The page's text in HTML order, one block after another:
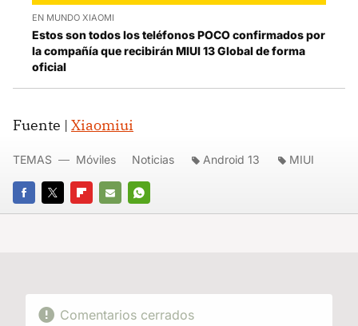
EN MUNDO XIAOMI
Estos son todos los teléfonos POCO confirmados por
la compañía que recibirán MIUI 13 Global de forma
oficial
Fuente | Xiaomiui
FACEBOOK
TWITTERFLIPBOARD
E-
WHATSAPP
TEMAS Móviles Noticias Android 13 MIUI
Comentarios cerrados